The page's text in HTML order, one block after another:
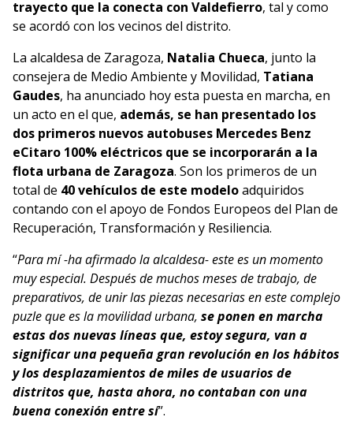
trayecto que la conecta con Valdefierro, tal y como
se acordó con los vecinos del distrito.
La alcaldesa de Zaragoza, Natalia Chueca, junto la
consejera de Medio Ambiente y Movilidad, Tatiana
Gaudes, ha anunciado hoy esta puesta en marcha, en
un acto en el que, además, se han presentado los
dos primeros nuevos autobuses Mercedes Benz
eCitaro 100% eléctricos que se incorporarán a la
flota urbana de Zaragoza. Son los primeros de un
total de 40 vehículos de este modeloadquiridos
contando con el apoyo de Fondos Europeos del Plan de
Recuperación, Transformación y Resiliencia.
“Para mí -ha afirmado la alcaldesa- este es un momento
muy especial. Después de muchos meses de trabajo, de
preparativos, de unir las piezas necesarias en este complejo
puzle que es la movilidad urbana, se ponen en marcha
estas dos nuevas líneas que, estoy segura, van a
significar una pequeña gran revolución en los hábitos
y los desplazamientos de miles de usuarios de
distritos que, hasta ahora, no contaban con una
buena conexión entre sí”.